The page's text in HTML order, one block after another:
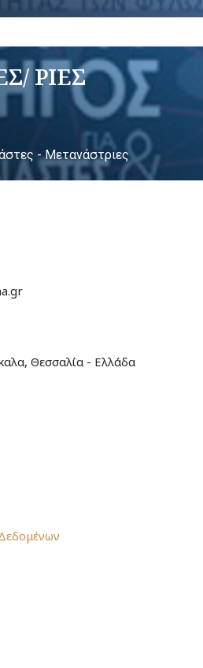
ΡΙΕΣ
- Μετανάστριες
Θεσσαλία - Ελλάδα